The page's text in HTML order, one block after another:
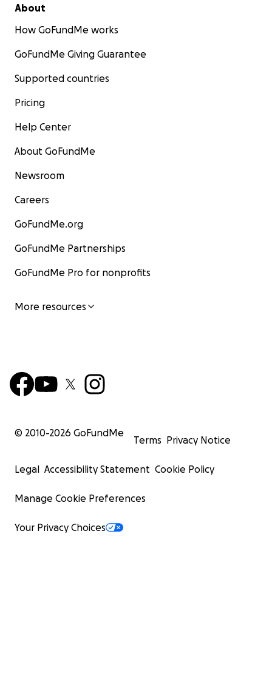
About
How GoFundMe works
GoFundMe Giving Guarantee
Supported countries
Pricing
Help Center
About GoFundMe
Newsroom
Careers
GoFundMe.org
GoFundMe Partnerships
GoFundMe Pro for nonprofits
More resources
© 2010-2026 GoFundMe
Terms Privacy Notice
Legal Accessibility Statement Cookie Policy
Manage Cookie Preferences
Your Privacy Choices